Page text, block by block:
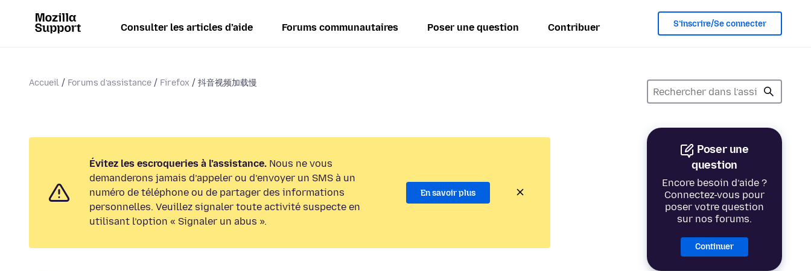
Consulter les articles d’aide Forums communautaires Poser une question Contribuer S’inscrire/Se connecter
Accueil Forums d’assistance Firefox 抖音视频加载慢
Poser une
question
Encore besoin d’aide ?
Connectez-vous pour
poser votre question
sur nos forums.
Continuer
Évitez les escroqueries à l’assistance. Nous ne vous
demanderons jamais d’appeler ou d’envoyer un SMS à un
numéro de téléphone ou de partager des informations
personnelles. Veuillez signaler toute activité suspecte en
utilisant l’option « Signaler un abus ».
En savoir plus